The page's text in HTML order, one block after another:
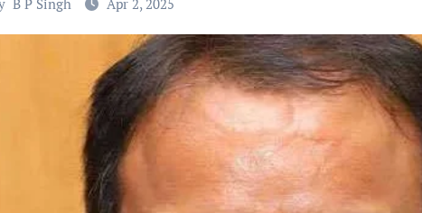
B P Singh Apr 2, 2025